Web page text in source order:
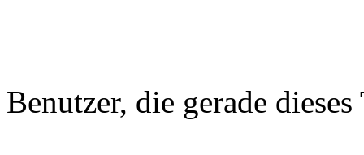
Benutzer, die gerade